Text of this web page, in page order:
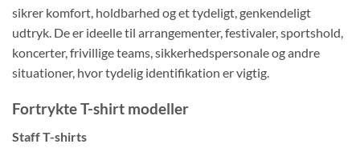
sikrer komfort, holdbarhed og et tydeligt, genkendeligt
udtryk. De er ideelle til arrangementer, festivaler, sportshold,
koncerter, frivillige teams, sikkerhedspersonale og andre
situationer, hvor tydelig identifikation er vigtig.
Fortrykte T-shirt modeller
Staff T-shirts